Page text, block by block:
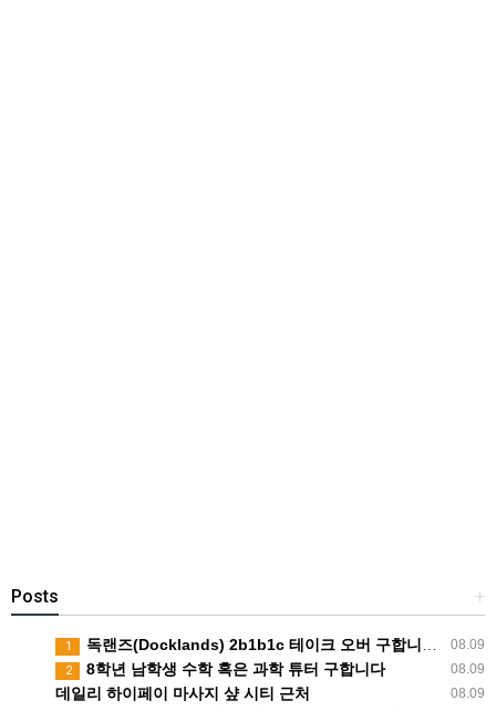
+
Posts
08.09
1 독랜즈(Docklands) 2b1b1c 테이크 오버 구합니다! 1인독방 8월말 입주가능
08.09
2 8학년 남학생 수학 혹은 과학 튜터 구합니다
08.09
데일리 하이페이 마사지 샾 시티 근처